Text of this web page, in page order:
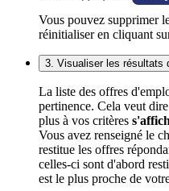
Vous pouvez supprimer
réinitialiser en cliquant
3. Visualiser les résultats
La liste des offres
pertinence. Cela veut
plus à vos critères
Vous avez renseigné le
restitue les offres
celles-ci sont d'abord
est le plus proche de